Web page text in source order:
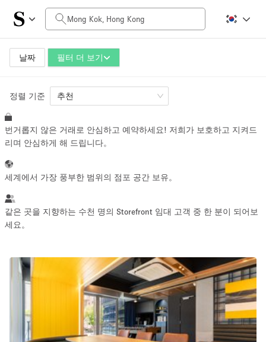
날짜 필터 더 보기
일일 비용
HK$0
공간 크기
100 sq ft 5000+ sq ft
~ 13 명
Shooting
Conference Meeting Office Shop Share
정렬 기준 추천
번거롭지 않은 거래로 안심하고 예약하세요! 저희가 보호하고 지켜드
리며 안심하게 해 드립니다。
세계에서 가장 풍부한 범위의 점포 공간 보유。
같은 곳을 지향하는 수천 명의 Storefront 임대 고객 중 한 분이 되어보
세요。